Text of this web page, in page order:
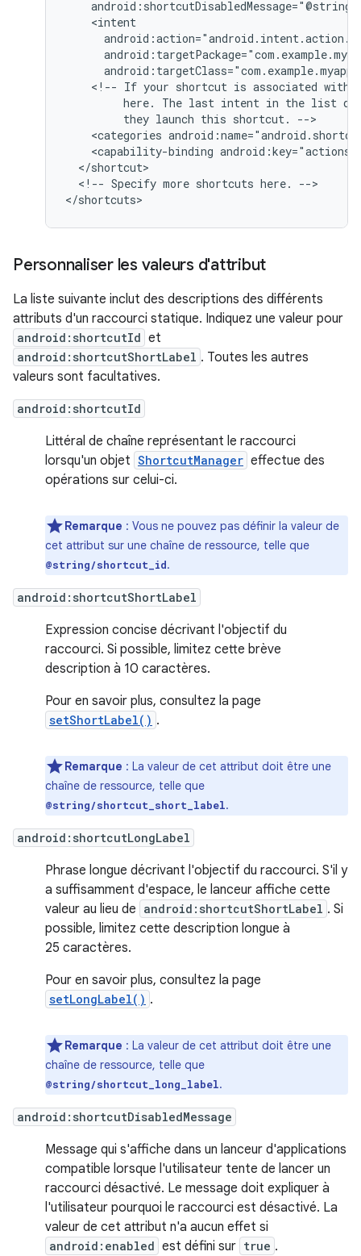
<!-- If your shortcut is associated with
here.
The last intent in the list
they launch this shortcut.
<categories
<capability-binding
<!-- Specify more shortcuts here.
-->
Personnaliser les valeurs d'attribut
La liste suivante inclut des descriptions des différents
attributs d'un raccourci statique. Indiquez une valeur pour
android:shortcutId et
android:shortcutShortLabel . Toutes les autres
valeurs sont facultatives.
android:shortcutId
Littéral de chaîne représentant le raccourci
lorsqu'un objet ShortcutManager effectue des
opérations sur celui-ci.
Remarque : Vous ne pouvez pas définir la valeur de
cet attribut sur une chaîne de ressource, telle que
@string/shortcut_id.
android:shortcutShortLabel
Expression concise décrivant l'objectif du
raccourci. Si possible, limitez cette brève
description à 10 caractères.
Pour en savoir plus, consultez la page
setShortLabel() .
Remarque : La valeur de cet attribut doit être une
chaîne de ressource, telle que
@string/shortcut_short_label.
android:shortcutLongLabel
Phrase longue décrivant l'objectif du raccourci. S'il y
a suffisamment d'espace, le lanceur affiche cette
valeur au lieu de android:shortcutShortLabel . Si
possible, limitez cette description longue à
25 caractères.
Pour en savoir plus, consultez la page
setLongLabel() .
Remarque : La valeur de cet attribut doit être une
chaîne de ressource, telle que
@string/shortcut_long_label.
android:shortcutDisabledMessage
Message qui s'affiche dans un lanceur d'applications
compatible lorsque l'utilisateur tente de lancer un
raccourci désactivé. Le message doit expliquer à
l'utilisateur pourquoi le raccourci est désactivé. La
valeur de cet attribut n'a aucun effet si
android:enabled est défini sur true .